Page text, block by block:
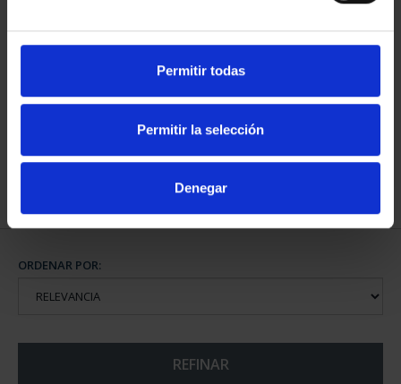
Permitir todas
Permitir la selección
Denegar
PROVINCIA COLECCION
COMPLET...
ORDENAR POR:
REFINAR